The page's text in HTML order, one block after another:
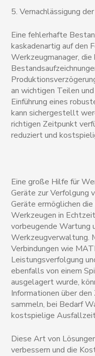
5. Vernachlässigung
Eine fehlerhafte
kaskadenartig auf den
Werkzeugmanager, die
an wichtigen Teilen
Einführung eines
kann sichergestellt
richtigen Zeitpunkt
reduziert und
Eine große Hilfe für
Geräte zur Verfolgung
Geräte ermöglichen
Werkzeugen in
vorbeugende Wartung
Werkzeugverwaltung.
Verbindungen wie
Leistungsverfolgung
ebenfalls von einem
ausgelagert wurde,
Informationen über
sammeln, bei Bedarf
kostspielige
Diese Art von
verbessern und die